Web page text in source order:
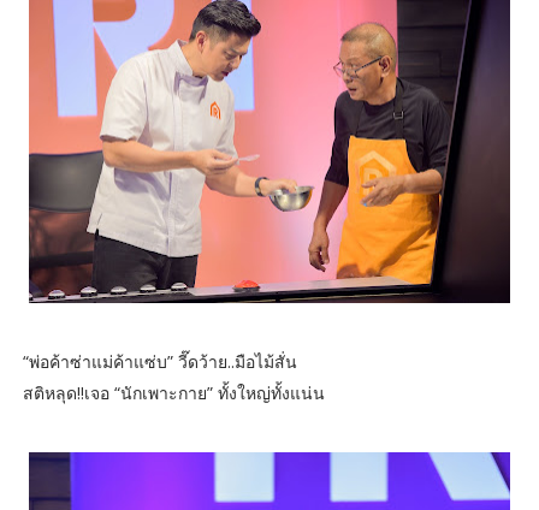
“พ่อค้าซ่าแม่ค้าแซ่บ” วี๊ดว้าย..มือไม้สั่น
สติหลุด!!เจอ “นักเพาะกาย” ทั้งใหญ่ทั้งแน่น